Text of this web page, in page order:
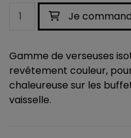
Je
Gamme de verseuses
revêtement couleur,
chaleureuse sur les
vaisselle.